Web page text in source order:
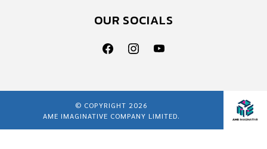
OUR SOCIALS
© COPYRIGHT 2026
AME IMAGINATIVE COMPANY LIMITED.